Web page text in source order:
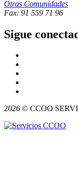
Otras Comunidades
Fax: 91 559 71 96
Sigue
2026 © CCOO